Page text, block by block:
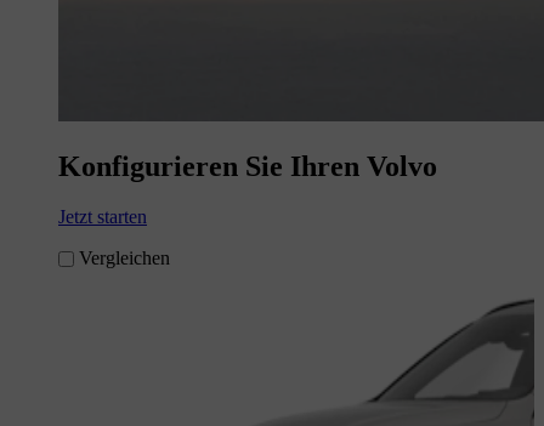
Konfigurieren Sie Ihren Volvo
Jetzt starten
Vergleichen